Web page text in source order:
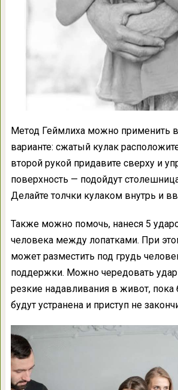
Метод Геймлиха можно применить
варианте: сжатый кулак
второй рукой придавите сверху и
поверхность — подойдут
Делайте толчки кулаком внутрь и
Также можно помочь, нанеся 5
человека между лопатками. При
может разместить под грудь
поддержки. Можно чередовать
резкие надавливания в живот, пока
будут устранена и приступ не